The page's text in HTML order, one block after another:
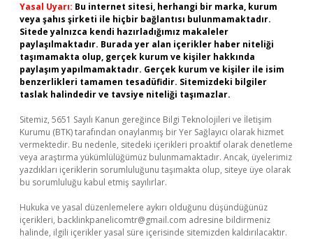
Yasal Uyarı: Bu internet sitesi, herhangi bir marka, kurum
veya şahıs şirketi ile hiçbir bağlantısı bulunmamaktadır.
Sitede yalnızca kendi hazırladığımız makaleler
paylaşılmaktadır. Burada yer alan içerikler haber niteliği
taşımamakta olup, gerçek kurum ve kişiler hakkında
paylaşım yapılmamaktadır. Gerçek kurum ve kişiler ile isim
benzerlikleri tamamen tesadüfidir. Sitemizdeki bilgiler
taslak halindedir ve tavsiye niteliği taşımazlar.
Sitemiz, 5651 Sayılı Kanun gereğince Bilgi Teknolojileri ve İletişim
Kurumu (BTK) tarafından onaylanmış bir Yer Sağlayıcı olarak hizmet
vermektedir. Bu nedenle, sitedeki içerikleri proaktif olarak denetleme
veya araştırma yükümlülüğümüz bulunmamaktadır. Ancak, üyelerimiz
yazdıkları içeriklerin sorumluluğunu taşımakta olup, siteye üye olarak
bu sorumluluğu kabul etmiş sayılırlar.
Hukuka ve yasal düzenlemelere aykırı olduğunu düşündüğünüz
içerikleri, backlinkpanelicomtr@gmail.com adresine bildirmeniz
halinde, ilgili içerikler yasal süre içerisinde sitemizden kaldırılacaktır.